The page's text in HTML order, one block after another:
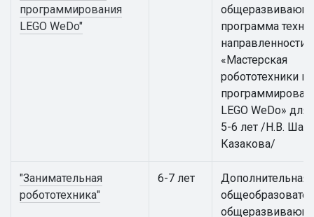
программирования
LEGO WeDo"
программа
направленности
«Мастерская
робототехники и
LEGO WeDo» для
5-6 лет /Н.В.
Казакова/
"Занимательная
робототехника"
6-7 лет
Дополнительная